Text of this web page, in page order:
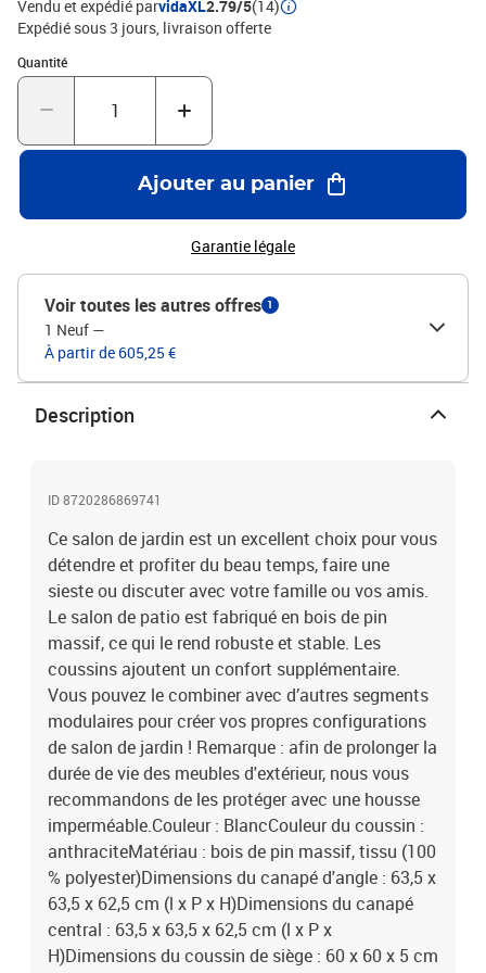
é)Dimensions du coussin de dossier : 60 x 32 x 5 cm (L x l x
é)Capacité de charge maximale (par siège) : 110 kgL'assemblage
est requisLa livraison contient :2 x canapé d'angle7 x canapé
central9 x coussin de siège11 x coussin de dossier
Vendu et expédié parvidaXL2.79/5(14)
Expédié sous 3 jours livraison offerte
Quantité
Quantité : 1
Ajouter au panier
Garantie légale
Voir toutes les autres offres 1
1 Neuf —
À partir de 605,25 €
Description
ID 8720286869741
Ce salon de jardin est un excellent choix pour vous
détendre et profiter du beau temps, faire une
sieste ou discuter avec votre famille ou vos amis.
Le salon de patio est fabriqué en bois de pin
massif, ce qui le rend robuste et stable. Les
coussins ajoutent un confort supplémentaire.
Vous pouvez le combiner avec d’autres segments
modulaires pour créer vos propres configurations
de salon de jardin ! Remarque : afin de prolonger la
durée de vie des meubles d'extérieur, nous vous
recommandons de les protéger avec une housse
imperméable.Couleur : BlancCouleur du coussin :
anthraciteMatériau : bois de pin massif, tissu (100
% polyester)Dimensions du canapé d'angle : 63,5 x
63,5 x 62,5 cm (l x P x H)Dimensions du canapé
central : 63,5 x 63,5 x 62,5 cm (l x P x
H)Dimensions du coussin de siège : 60 x 60 x 5 cm